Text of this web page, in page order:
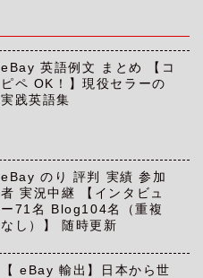
eBay 英語例文 まとめ 【コ
ピペ OK！】現役セラーの
実践英語集
eBay のり 評判 実績 参加
者 実況中継 【インタビュ
ー71名 Blog104名（重複
なし）】 随時更新
【 eBay 輸出】日本から世